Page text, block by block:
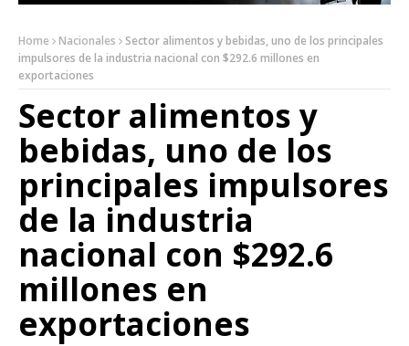
Home Nacionales
Sector alimentos y bebidas, uno de los principales
impulsores de la industria nacional con $292.6 millones en
exportaciones
Sector alimentos y
bebidas, uno de los
principales impulsores
de la industria
nacional con $292.6
millones en
exportaciones